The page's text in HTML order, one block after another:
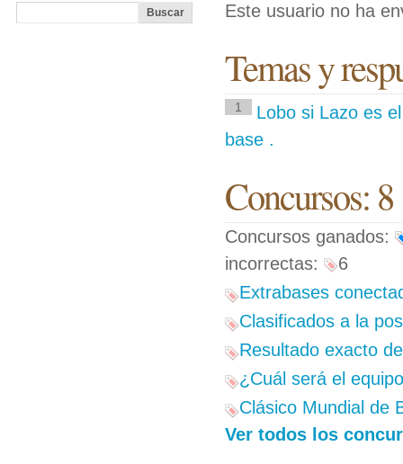
Este usuario no ha
Temas y
1
Lobo si Lazo es
base .
Concursos: 8
Concursos ganados:
incorrectas:
6
Extrabases
Clasificados a la
Resultado exacto
¿Cuál será el
Clásico Mundial de
Ver todos los